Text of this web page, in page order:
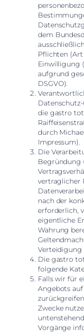
dem
Pflichten (Art
Einwilligung
aufgrund
DSGVO).
die gastro
durch
Impressum).
Die
Begründung
vertraglicher
nach der
erforderlich,
eigentliche
Wahrung
Verteidigung
Die gastro
folgende
Falls wir für
Angebots
Zwecke
Vorgänge